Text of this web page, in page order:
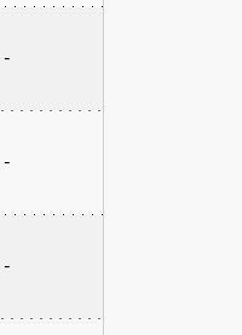
-
-
-